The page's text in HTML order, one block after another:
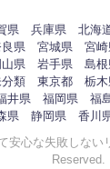
県 兵庫県 北海
県 宮城県 宮崎
山県 岩手県 島根
類 東京都 栃木
井県 福岡県 福
県 静岡県 香川
安心な失敗しな
Reserved.